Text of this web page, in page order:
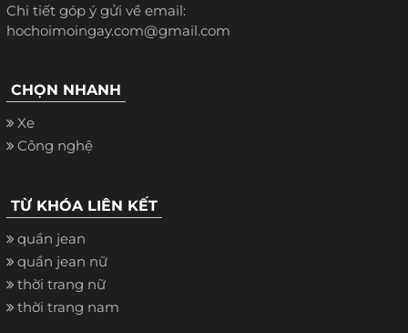
Chi tiết góp ý gửi về email:
hochoimoingay.com@gmail.com
CHỌN NHANH
Xe
Công nghệ
TỪ KHÓA LIÊN KẾT
quần jean
quần jean nữ
thời trang nữ
thời trang nam